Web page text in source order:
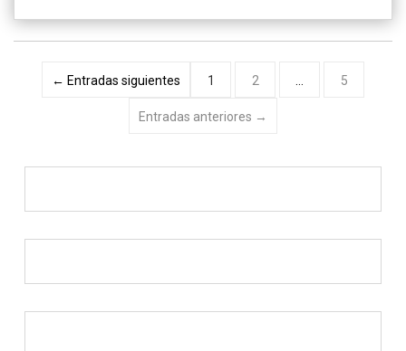
Paginación
← Entradas siguientes 1 2 5
Entradas anteriores →